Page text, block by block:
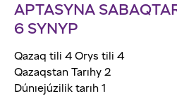
APTASYNA
6 SYNYP
Qazaq tili 4 Orys tili 4
Qazaqstan Tarıhy 2
Dúnıejúzilik tarıh 1